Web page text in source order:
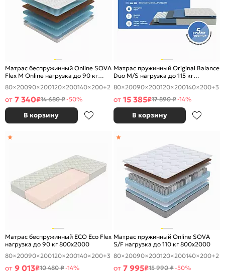
Матрас беспружинный Online SOVA
Flex M Online нагрузка до 90 кг
800x2000
80×20090×200120×200140×200+2
от 7 340₽14 680 ₽-50%
В корзину
Матрас пружинный Original Balance
Duo M/S нагрузка до 115 кг
800x2000
80×20090×200120×200140×200+3
от 15 385₽17 890 ₽-14%
В корзину
Матрас беспружинный ECO Eco Flex
нагрузка до 90 кг 800x2000
80×20090×200120×200140×200+3
от 9 013₽10 480 ₽-14%
Матрас пружинный Online SOVA
S/F нагрузка до 110 кг 800x2000
80×20090×200120×200140×200+2
от 7 995₽15 990 ₽-50%